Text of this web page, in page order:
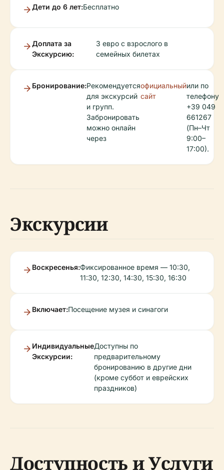
Дети до 6 лет:Бесплатно
Доплата за
Экскурсию:
3 евро с взрослого в
семейных билетах
Бронирование:Рекомендуется
для экскурсий
и групп.
Забронировать
можно онлайн
через
официальный
сайт
или по
телефону
+39 049
661267
(Пн–Чт
9:00–
17:00).
Экскурсии
Воскресенья:Фиксированное время — 10:30,
11:30, 12:30, 14:30, 15:30, 16:30
Включает:Посещение музея и синагоги
Индивидуальные
Экскурсии:
Доступны по
предварительному
бронированию в другие дни
(кроме суббот и еврейских
праздников)
Доступность и Услуги